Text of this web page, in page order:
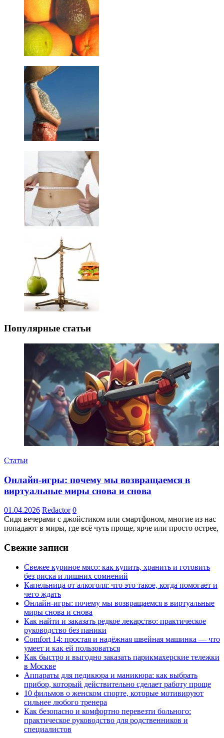
Популярные статьи
Статьи
Онлайн-игры: почему мы возвращаемся в
виртуальные миры снова и снова
01.04.2026 Redactor 0
Сидя вечерами с джойстиком или смартфоном, многие из нас
попадают в миры, где всё чуть проще, ярче или просто острее,
Свежие записи
Свежее куриное мясо: как купить, хранить и готовить
без риска и лишних сомнений
Капельница от алкоголя: что это такое, когда помогает и
чего ждать
Онлайн-игры: почему мы возвращаемся в виртуальные
миры снова и снова
Как найти и заказать редкое лекарство: практическое
руководство без паники
Comfort 14: простая и надёжная швейная машинка — что
умеет и как ей пользоваться
Как быстро и выгодно заказать парикмахерские тележки
в Москве
Аппараты для педикюра и маникюра: как выбрать
прибор, который действительно сделает работу проще
10 фильмов о женском спорте, которые мотивируют
сильнее любого тренера
Как безопасно и комфортно перевезти больного:
практическое руководство для родственников и
специалистов